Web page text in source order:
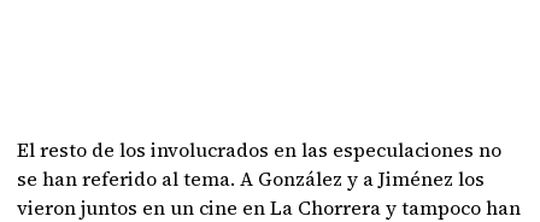
El resto de los involucrados en las especulaciones no
se han referido al tema. A González y a Jiménez los
vieron juntos en un cine en La Chorrera y tampoco han